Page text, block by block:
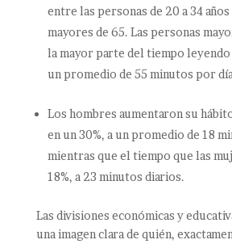
entre las personas de 20 a 34
mayores de 65. Las personas
la mayor parte del tiempo leyendo
un promedio de 55 minutos por
Los hombres aumentaron su
en un 30%, a un promedio de 18
mientras que el tiempo que las
18%, a 23 minutos diarios.
Las divisiones económicas y
una imagen clara de quién,